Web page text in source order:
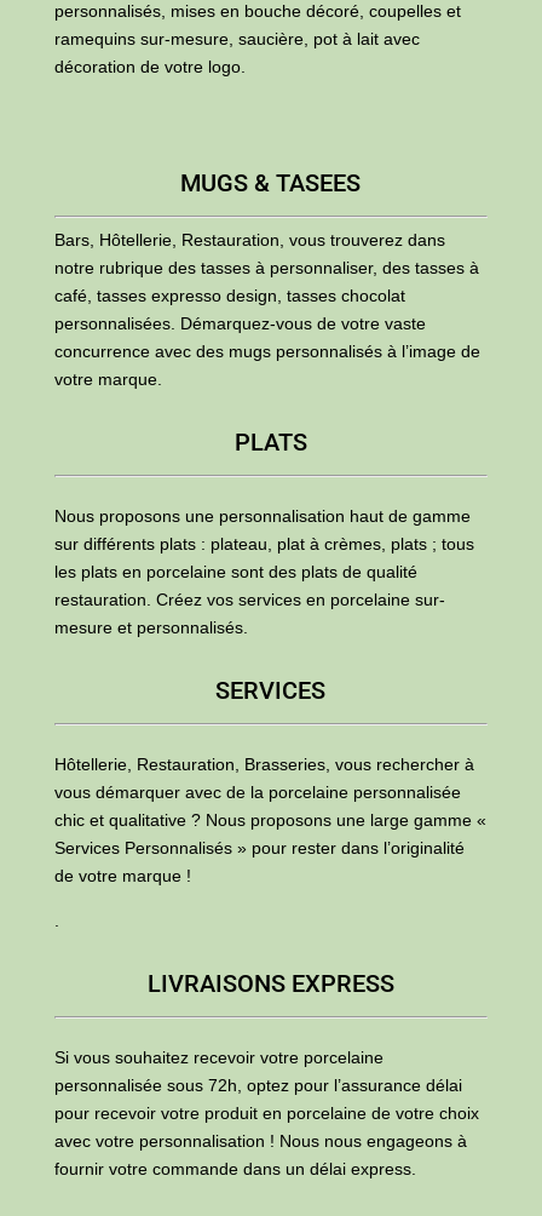
personnalisés, mises en bouche décoré, coupelles et
ramequins sur-mesure, saucière, pot à lait avec
décoration de votre logo.
MUGS & TASEES
Bars, Hôtellerie, Restauration, vous trouverez dans
notre rubrique des tasses à personnaliser, des tasses à
café, tasses expresso design, tasses chocolat
personnalisées. Démarquez-vous de votre vaste
concurrence avec des mugs personnalisés à l’image de
votre marque.
PLATS
Nous proposons une personnalisation haut de gamme
sur différents plats : plateau, plat à crèmes, plats ; tous
les plats en porcelaine sont des plats de qualité
restauration. Créez vos services en porcelaine sur-
mesure et personnalisés.
SERVICES
Hôtellerie, Restauration, Brasseries, vous rechercher à
vous démarquer avec de la porcelaine personnalisée
chic et qualitative ? Nous proposons une large gamme «
Services Personnalisés » pour rester dans l’originalité
de votre marque !
.
LIVRAISONS EXPRESS
Si vous souhaitez recevoir votre porcelaine
personnalisée sous 72h, optez pour l’assurance délai
pour recevoir votre produit en porcelaine de votre choix
avec votre personnalisation ! Nous nous engageons à
fournir votre commande dans un délai express.